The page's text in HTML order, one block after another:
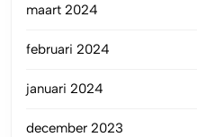
maart 2024
februari 2024
januari 2024
december 2023